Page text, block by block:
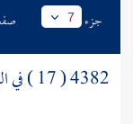
جزء 7
4382 ( 17 ) في البيت الذي يقرأ فيه القرآن .